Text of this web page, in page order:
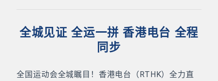
全城见证 全运一拼 香港电台 全程
同步
全国运动会全城瞩目！香港电台（RTHK）全力直